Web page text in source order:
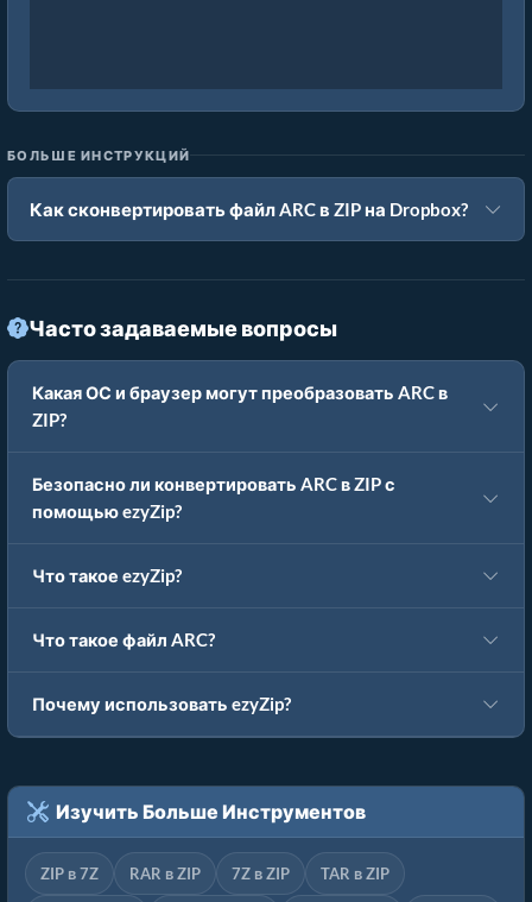
БОЛЬШЕ ИНСТРУКЦИЙ
Как сконвертировать файл ARC в ZIP на Dropbox?
Часто задаваемые вопросы
Какая ОС и браузер могут преобразовать ARC в
ZIP?
Безопасно ли конвертировать ARC в ZIP с
помощью ezyZip?
Что такое ezyZip?
Что такое файл ARC?
Почему использовать ezyZip?
Изучить Больше Инструментов
ZIP в 7Z RAR в ZIP 7Z в ZIP TAR в ZIP